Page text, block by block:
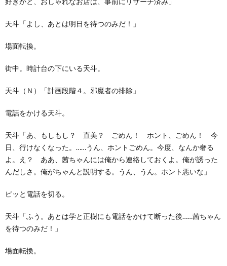
天斗「よし、あとは明日を待つのみだ！」
場面転換。
街中。時計台の下にいる天斗。
天斗（Ｎ）「計画段階４。邪魔者の排除」
電話をかける天斗。
天斗「あ、もしもし？ 直美？ ごめん！ ホント、ごめん！ 今
日、行けなくなった。……うん、ホントごめん。今度、なんか奢る
よ。え？ ああ、茜ちゃんには俺から連絡しておくよ。俺が誘った
んだしさ。俺がちゃんと説明する。うん、うん。ホント悪いな」
ピッと電話を切る。
天斗「ふう。あとは学と正樹にも電話をかけて断った後……茜ちゃん
を待つのみだ！」
場面転換。